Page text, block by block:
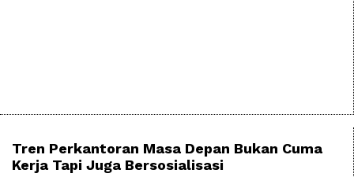
Tren Perkantoran Masa Depan Bukan Cuma
Kerja Tapi Juga Bersosialisasi